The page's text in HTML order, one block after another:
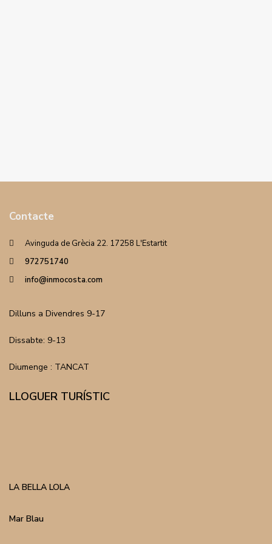
Contacte
Avinguda de Grècia 22. 17258 L'Estartit
972751740
info@inmocosta.com
Dilluns a Divendres 9-17
Dissabte: 9-13
Diumenge : TANCAT
LLOGUER TURÍSTIC
LA BELLA LOLA
Mar Blau